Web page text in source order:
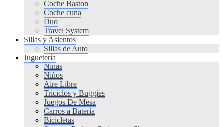
Coche Baston
Coche cuna
Duo
Travel System
Sillas y Asientos
Sillas de Auto
Juguetería
Niñas
Niños
Aire Libre
Triciclos y Buggies
Juegos De Mesa
Carros a Batería
Bicicletas